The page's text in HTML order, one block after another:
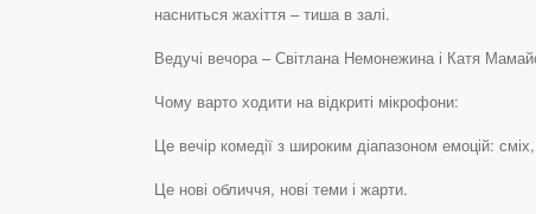
насниться жахіття – тиша в залі.
Ведучі вечора – Світлана Немонежина і Катя
Чому варто ходити на відкриті мікрофони:
Це вечір комедії з широким діапазоном емоцій:
Це нові обличчя, нові теми і жарти.